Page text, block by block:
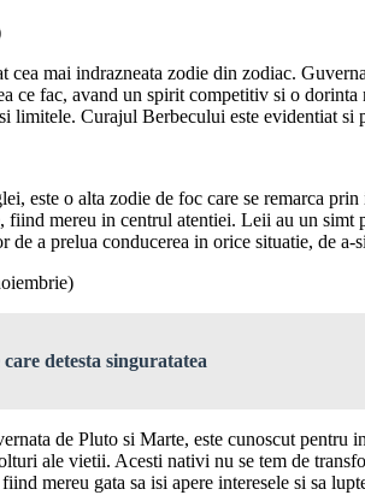
cea mai indrazneata zodie din zodiac.
ce fac, avand un spirit competitiv si o
limitele. Curajul Berbecului este evidentiat si
este o alta zodie de foc care se remarca
fiind mereu in centrul atentiei. Leii au un
de a prelua conducerea in orice situatie, de
detesta singuratatea
de Pluto si Marte, este cunoscut pentru
ale vietii. Acesti nativi nu se tem de
mereu gata sa isi apere interesele si sa